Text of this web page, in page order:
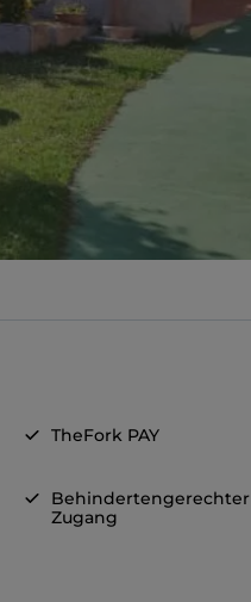
TheFork PAY
Behindertengerechter
Zugang